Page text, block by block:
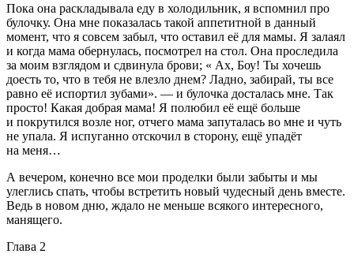
Пока она раскладывала еду в холодильник, я вспомнил про
булочку. Она мне показалась такой аппетитной в данный
момент, что я совсем забыл, что оставил её для мамы. Я залаял
и когда мама обернулась, посмотрел на стол. Она проследила
за моим взглядом и сдвинула брови; « Ах, Боу! Ты хочешь
доесть то, что в тебя не влезло днем? Ладно, забирай, ты все
равно её испортил зубами». — и булочка досталась мне. Так
просто! Какая добрая мама! Я полюбил её ещё больше
и покрутился возле ног, отчего мама запуталась во мне и чуть
не упала. Я испуганно отскочил в сторону, ещё упадёт
на меня…
А вечером, конечно все мои проделки были забыты и мы
улеглись спать, чтобы встретить новый чудесный день вместе.
Ведь в новом дню, ждало не меньше всякого интересного,
манящего.
Глава 2